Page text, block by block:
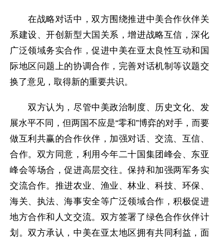
在战略对话中，双方围绕推进中美合作伙伴关
系建设、开创新型大国关系，增进战略互信，深化
广泛领域务实合作，促进中美在亚太良性互动和国
际地区问题上的协调合作，完善对话机制等议题交
换了意见，取得新的重要共识。
双方认为，尽管中美政治制度、历史文化、发
展水平不同，但两国不应是“零和”博弈的对手，而要
做互利共赢的合作伙伴，加强对话、交流、互信、
合作。双方同意，利用今年二十国集团峰会、东亚
峰会等场合，促进高层交往。保持和加强两军务实
交流合作。推进农业、渔业、林业、科技、环保、
海关、执法、海事安全等广泛领域合作，积极促进
地方合作和人文交流。双方签署了绿色合作伙伴计
划。双方承认，中美在亚太地区拥有共同利益，面